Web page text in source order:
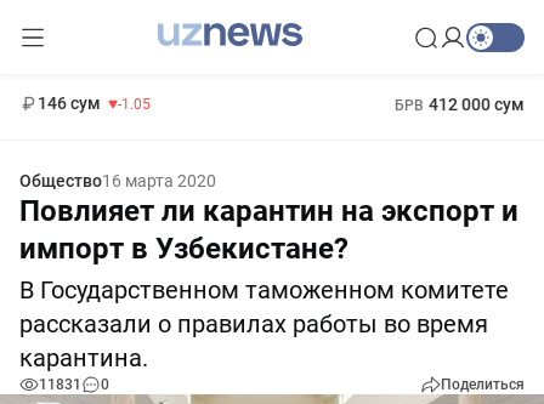
146 сум -1.05 БРВ 412 000 сум
Общество16 марта 2020
Повлияет ли карантин на экспорт и
импорт в Узбекистане?
В Государственном таможенном комитете
рассказали о правилах работы во время
карантина.
11831 0 Поделиться